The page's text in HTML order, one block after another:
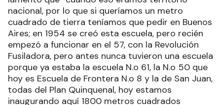
nacional, por lo que si queríamos un metro
cuadrado de tierra teníamos que pedir en Buenos
Aires; en 1954 se creó esta escuela, pero recién
empezó a funcionar en el 57, con la Revolución
Fusiladora, pero antes nunca tuvieron una escuela
porque ya estaba la escuela N.o 61, la N.o 50 que
hoy es Escuela de Frontera N.o 8 y la de San Juan,
todas del Plan Quinquenal, hoy estamos
inaugurando aquí 1800 metros cuadrados